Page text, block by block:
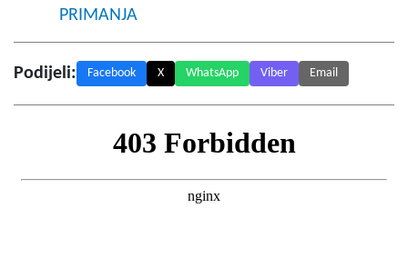
PRIMANJA
Podijeli: Facebook X WhatsApp Viber Email